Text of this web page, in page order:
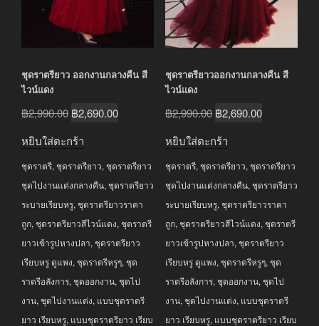
ชุดราตรียาว ออกงานกลางคืน สี
ไวน์แดง
฿2,990.00 Original
฿2,990.00.
฿2,690.00Current
฿2,690.00.
หยิบใส่ตะกร้า
ชุดราตรี, ชุดราตรียาว, ชุดราตรียาว
ชุดไปงานแต่งกลางคืน, ชุดราตรียาว
ระบายเรียบหรู, ชุดราตรียาวราคา
ถูก, ชุดราตรียาวสีไวน์แดง, ชุดราตรี
ยาวเข้ารูปหางปลา, ชุดราตรียาว
เรียบหรู ดูแพง, ชุดราตรีหรูๆ, ชุด
ราตรีอลังการ, ชุดออกงาน, ชุดไป
งาน, ชุดไปงานแต่ง, แบบชุดราตรี
ยาว เรียบหรู, แบบชุดราตรียาว เรียบ
ชุดราตรียาวออกงานกลางคืน สี
ไวน์แดง
฿2,990.00 Original
฿2,990.00.
฿2,690.00Current
฿2,690.00.
หยิบใส่ตะกร้า
ชุดราตรี, ชุดราตรียาว, ชุดราตรียาว
ชุดไปงานแต่งกลางคืน, ชุดราตรียาว
ระบายเรียบหรู, ชุดราตรียาวราคา
ถูก, ชุดราตรียาวสีไวน์แดง, ชุดราตรี
ยาวเข้ารูปหางปลา, ชุดราตรียาว
เรียบหรู ดูแพง, ชุดราตรีหรูๆ, ชุด
ราตรีอลังการ, ชุดออกงาน, ชุดไป
งาน, ชุดไปงานแต่ง, แบบชุดราตรี
ยาว เรียบหรู, แบบชุดราตรียาว เรียบ